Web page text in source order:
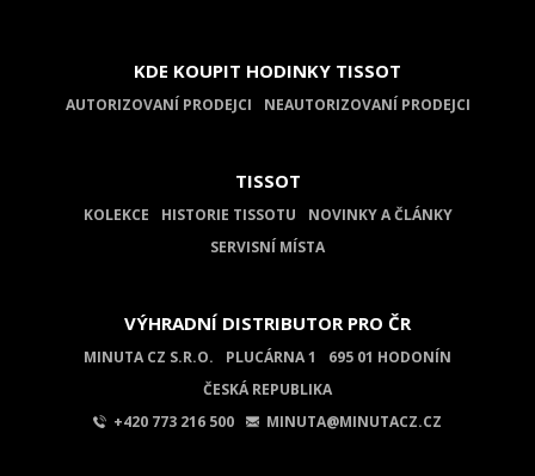
KDE KOUPIT HODINKY TISSOT
AUTORIZOVANÍ PRODEJCI NEAUTORIZOVANÍ PRODEJCI
TISSOT
KOLEKCE HISTORIE TISSOTU
NOVINKY A ČLÁNKY
SERVISNÍ MÍSTA
VÝHRADNÍ DISTRIBUTOR PRO ČR
MINUTA CZ S.R.O. PLUCÁRNA 1
695 01 HODONÍN
ČESKÁ REPUBLIKA
+420 773 216 500
MINUTA@MINUTACZ.CZ